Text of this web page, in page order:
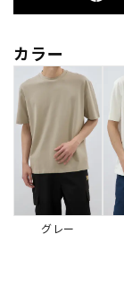
カラー
グレー